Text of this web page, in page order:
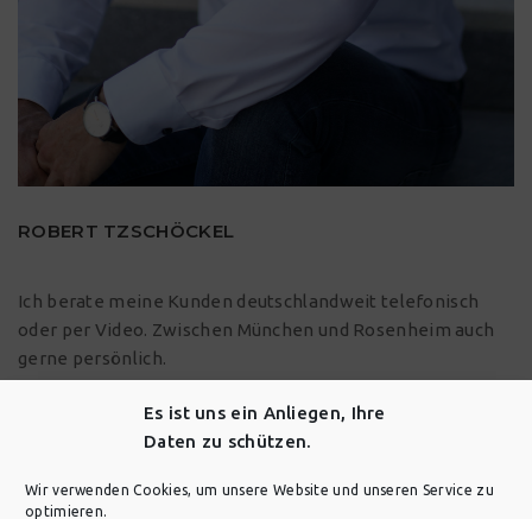
Es ist uns ein Anliegen, Ihre
Daten zu schützen.
Wir verwenden Cookies, um unsere Website und unseren Service zu
optimieren.
ROBERT TZSCHÖCKEL
Ich berate meine Kunden deutschlandweit telefonisch
oder per Video. Zwischen München und Rosenheim auch
gerne persönlich.